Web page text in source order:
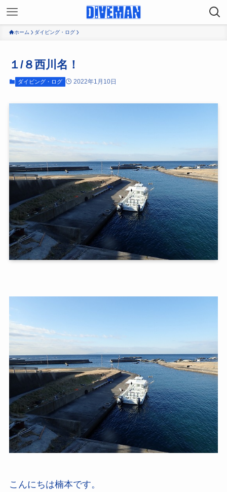
ホーム ダイビング・ログ
１/８西川名！
ダイビング・ログ 2022年1月10日
こんにちは楠本です。